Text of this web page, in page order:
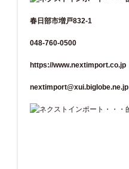
春日部市増戸832-1
048-760-0500
https://www.nextimport.co.jp
nextimport@xui.biglobe.ne.jp